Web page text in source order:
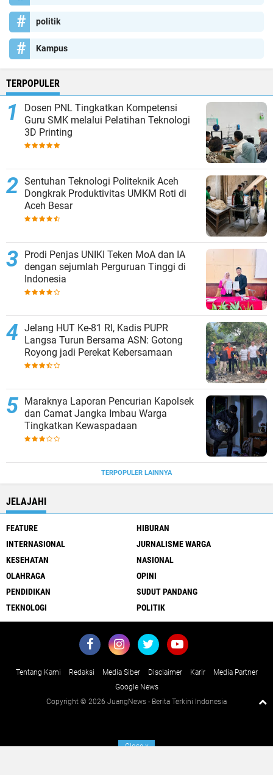
politik
Kampus
TERPOPULER
Dosen PNL Tingkatkan Kompetensi
Guru SMK melalui Pelatihan Teknologi
3D Printing
Sentuhan Teknologi Politeknik Aceh
Dongkrak Produktivitas UMKM Roti di
Aceh Besar
Prodi Penjas UNIKI Teken MoA dan IA
dengan sejumlah Perguruan Tinggi di
Indonesia
Jelang HUT Ke-81 RI, Kadis PUPR
Langsa Turun Bersama ASN: Gotong
Royong jadi Perekat Kebersamaan
Maraknya Laporan Pencurian Kapolsek
dan Camat Jangka Imbau Warga
Tingkatkan Kewaspadaan
TERPOPULER LAINNYA
JELAJAHI
FEATURE
HIBURAN
INTERNASIONAL
JURNALISME WARGA
KESEHATAN
NASIONAL
OLAHRAGA
OPINI
PENDIDIKAN
SUDUT PANDANG
TEKNOLOGI
POLITIK
Tentang Kami Redaksi Media Siber Disclaimer Karir
Media Partner
Google News
Copyright © 2026 JuangNews - Berita Terkini Indonesia
Closex